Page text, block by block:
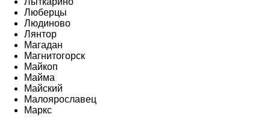
Люберцы
Людиново
Лянтор
Магадан
Магнитогорск
Майкоп
Майма
Майский
Малоярославец
Маркс